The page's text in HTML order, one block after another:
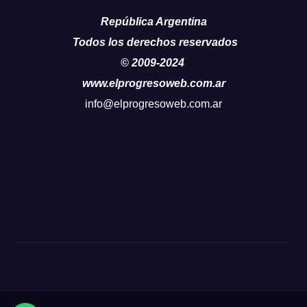
República Argentina
Todos los derechos reservados
© 2009-2024
www.elprogresoweb.com.ar
info@elprogresoweb.com.ar